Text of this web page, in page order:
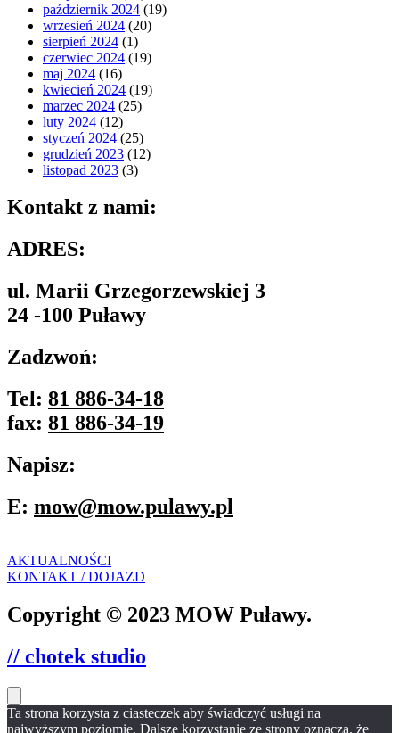
październik 2024 (19)
wrzesień 2024 (20)
sierpień 2024 (1)
czerwiec 2024 (19)
maj 2024 (16)
kwiecień 2024 (19)
marzec 2024 (25)
luty 2024 (12)
styczeń 2024 (25)
grudzień 2023 (12)
listopad 2023 (3)
Kontakt z nami:
ADRES:
ul. Marii Grzegorzewskiej 3
24 -100 Puławy
Zadzwoń:
Tel: 81 886-34-18
fax: 81 886-34-19
Napisz:
E: mow@mow.pulawy.pl
AKTUALNOŚCI
KONTAKT / DOJAZD
Copyright © 2023 MOW Puławy.
// chotek studio
Ta strona korzysta z ciasteczek aby świadczyć usługi na
najwyższym poziomie. Dalsze korzystanie ze strony oznacza, że